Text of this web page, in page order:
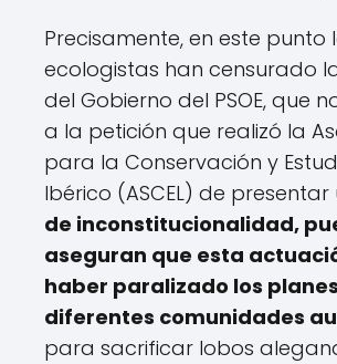
Precisamente, en este punto
ecologistas han censurado
del Gobierno del PSOE, que
a la petición que realizó la
para la Conservación y
Ibérico (ASCEL) de presentar
de inconstitucionalidad,
aseguran que esta
haber paralizado los
diferentes comunidades
para sacrificar lobos